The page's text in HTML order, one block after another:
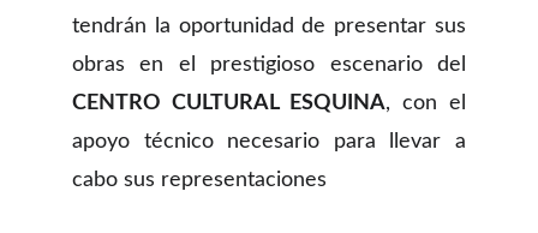
tendrán la oportunidad de presentar sus
obras en el prestigioso escenario del
CENTRO CULTURAL ESQUINA, con el
apoyo técnico necesario para llevar a
cabo sus representaciones